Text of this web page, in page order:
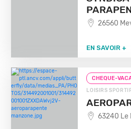
26560
EN SAVOIR +
CHEQUE-
LOISIRS
63240 Le